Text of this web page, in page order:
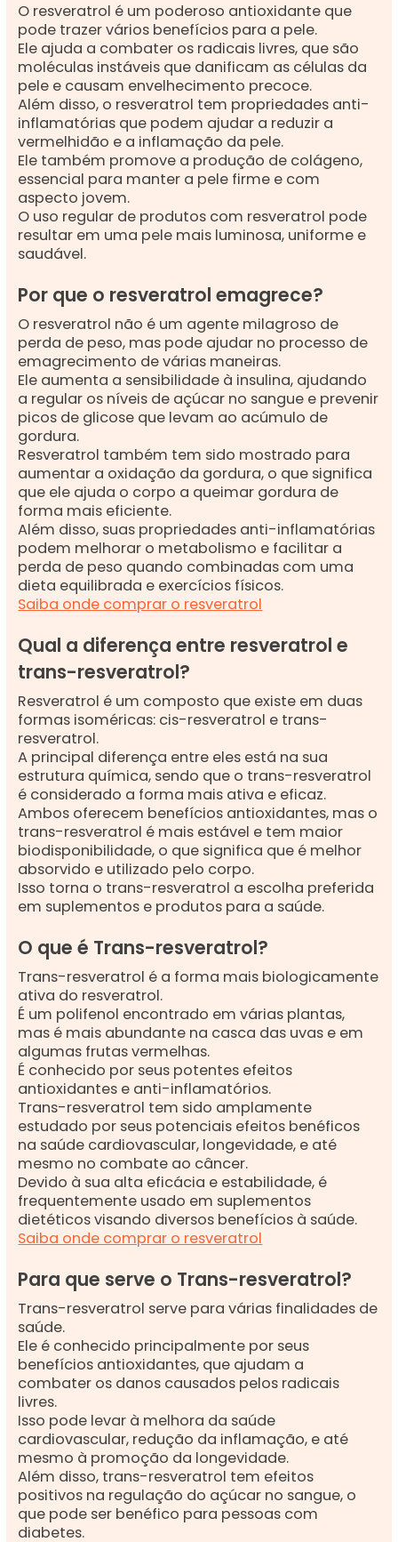
O resveratrol é um poderoso antioxidante que
pode trazer vários benefícios para a pele.
Ele ajuda a combater os radicais livres, que são
moléculas instáveis que danificam as células da
pele e causam envelhecimento precoce.
Além disso, o resveratrol tem propriedades anti-
inflamatórias que podem ajudar a reduzir a
vermelhidão e a inflamação da pele.
Ele também promove a produção de colágeno,
essencial para manter a pele firme e com
aspecto jovem.
O uso regular de produtos com resveratrol pode
resultar em uma pele mais luminosa, uniforme e
saudável.
Por que o resveratrol emagrece?
O resveratrol não é um agente milagroso de
perda de peso, mas pode ajudar no processo de
emagrecimento de várias maneiras.
Ele aumenta a sensibilidade à insulina, ajudando
a regular os níveis de açúcar no sangue e prevenir
picos de glicose que levam ao acúmulo de
gordura.
Resveratrol também tem sido mostrado para
aumentar a oxidação da gordura, o que significa
que ele ajuda o corpo a queimar gordura de
forma mais eficiente.
Além disso, suas propriedades anti-inflamatórias
podem melhorar o metabolismo e facilitar a
perda de peso quando combinadas com uma
dieta equilibrada e exercícios físicos.
Saiba onde comprar o resveratrol
Qual a diferença entre resveratrol e
trans-resveratrol?
Resveratrol é um composto que existe em duas
formas isoméricas: cis-resveratrol e trans-
resveratrol.
A principal diferença entre eles está na sua
estrutura química, sendo que o trans-resveratrol
é considerado a forma mais ativa e eficaz.
Ambos oferecem benefícios antioxidantes, mas o
trans-resveratrol é mais estável e tem maior
biodisponibilidade, o que significa que é melhor
absorvido e utilizado pelo corpo.
Isso torna o trans-resveratrol a escolha preferida
em suplementos e produtos para a saúde.
O que é Trans-resveratrol?
Trans-resveratrol é a forma mais biologicamente
ativa do resveratrol.
É um polifenol encontrado em várias plantas,
mas é mais abundante na casca das uvas e em
algumas frutas vermelhas.
É conhecido por seus potentes efeitos
antioxidantes e anti-inflamatórios.
Trans-resveratrol tem sido amplamente
estudado por seus potenciais efeitos benéficos
na saúde cardiovascular, longevidade, e até
mesmo no combate ao câncer.
Devido à sua alta eficácia e estabilidade, é
frequentemente usado em suplementos
dietéticos visando diversos benefícios à saúde.
Saiba onde comprar o resveratrol
Para que serve o Trans-resveratrol?
Trans-resveratrol serve para várias finalidades de
saúde.
Ele é conhecido principalmente por seus
benefícios antioxidantes, que ajudam a
combater os danos causados pelos radicais
livres.
Isso pode levar à melhora da saúde
cardiovascular, redução da inflamação, e até
mesmo à promoção da longevidade.
Além disso, trans-resveratrol tem efeitos
positivos na regulação do açúcar no sangue, o
que pode ser benéfico para pessoas com
diabetes.